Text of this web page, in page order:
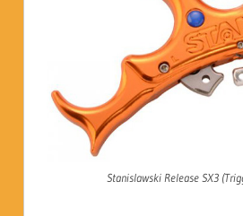
Stanislawski Release SX3